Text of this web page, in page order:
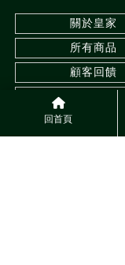
回首頁
關於皇家
所有商品
顧客回饋
水族館 台北水族館